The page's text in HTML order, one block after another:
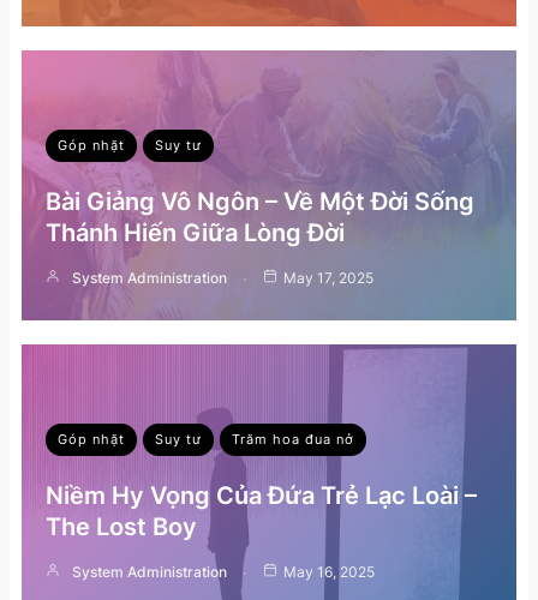
Góp nhặt Suy tư
Bài Giảng Vô Ngôn – Về Một Đời Sống
Thánh Hiến Giữa Lòng Đời
System Administration May 17, 2025
Góp nhặt Suy tư Trăm hoa đua nở
Niềm Hy Vọng Của Đứa Trẻ Lạc Loài –
The Lost Boy
System Administration May 16, 2025